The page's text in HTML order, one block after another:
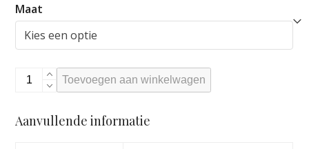
was:
€99,00.
is:
€55,00.
Maat
Spitfire
Hoody
Toevoegen aan winkelwagen
Aanvullende informatie